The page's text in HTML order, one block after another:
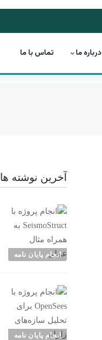
درباره ما تماس با ما
آخرین نوشته ها
انجام پایان نامه
انجام پایان نامه